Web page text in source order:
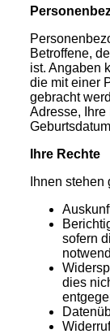
Betroffene,
ist. Angaben
die mit einer
gebracht
Adresse, Ihre
Ihre Rechte
Ihnen
sofern
dies